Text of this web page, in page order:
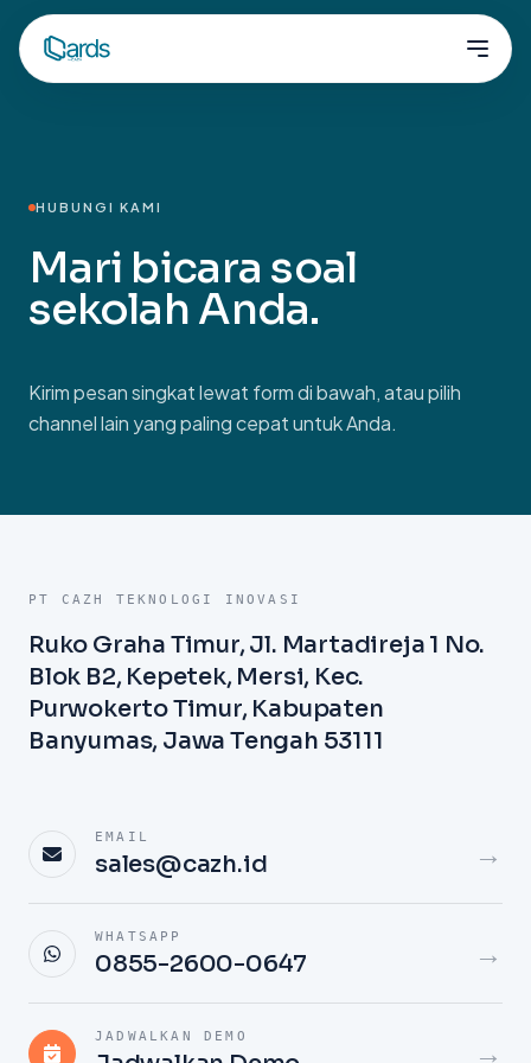
HUBUNGI KAMI
Mari bicara soal
sekolah Anda.
Kirim pesan singkat lewat form di bawah, atau pilih
channel lain yang paling cepat untuk Anda.
PT CAZH TEKNOLOGI INOVASI
Ruko Graha Timur, Jl. Martadireja 1 No.
Blok B2, Kepetek, Mersi, Kec.
Purwokerto Timur, Kabupaten
Banyumas, Jawa Tengah 53111
EMAIL
sales@cazh.id →
WHATSAPP
0855-2600-0647 →
JADWALKAN DEMO →